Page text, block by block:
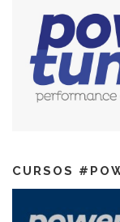
CURSOS